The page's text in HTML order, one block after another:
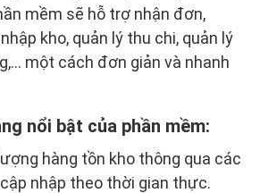
mềm sẽ hỗ trợ nhận đơn,
kho, quản lý thu chi, quản lý
một cách đơn giản và nhanh
nổi bật của phần mềm:
hàng tồn kho thông qua các
nhập theo thời gian thực.